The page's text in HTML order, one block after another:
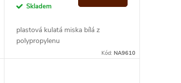
cena:Skladem
plastová kulatá miska bílá z
polypropylenu
Kód: NA9610